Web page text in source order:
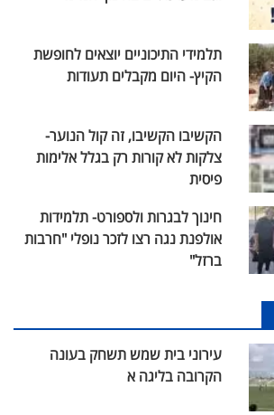
תלמידי התיכוניים יוצאים לחופשת
הקיץ- היום מקבלים תעודות
הקשיבו הקשיבו, זה קול הנוער-
צלקות לא קורות רק בגלל אלימות
פיסית
חינוך לבגרות ולספורט- תלמידות
אולפנת נגה רצו לזכר נופלי "חרבות
ברזל"
עירוני בית שמש תשחק בעונה
הקרובה בליגה א